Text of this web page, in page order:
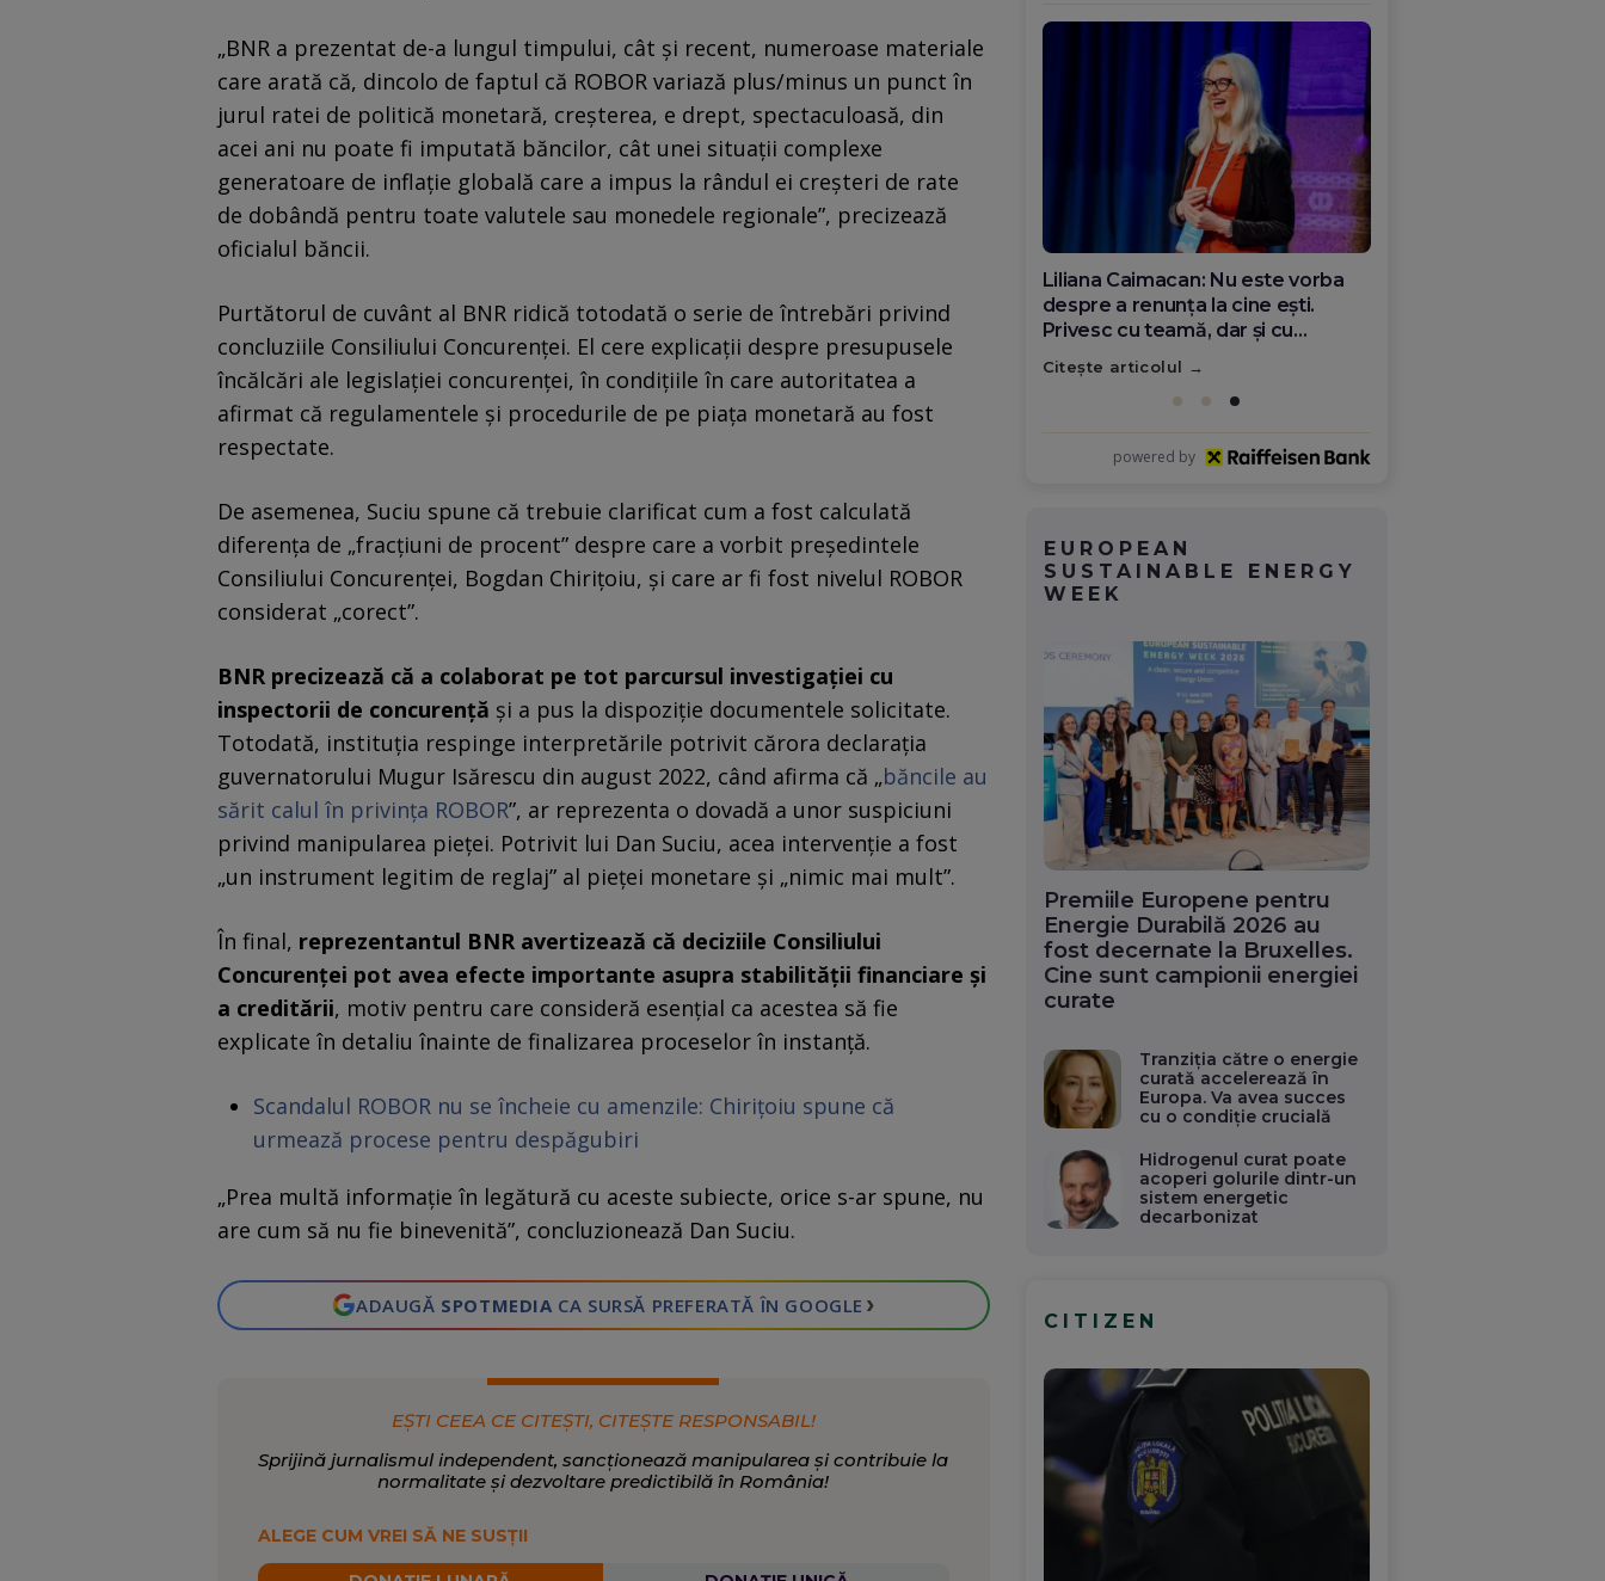
„BNR a prezentat de-a lungul timpului, cât şi recent, numeroase materiale
care arată că, dincolo de faptul că ROBOR variază plus/minus un punct în
jurul ratei de politică monetară, creşterea, e drept, spectaculoasă, din
acei ani nu poate fi imputată băncilor, cât unei situaţii complexe
generatoare de inflaţie globală care a impus la rândul ei creşteri de rate
de dobândă pentru toate valutele sau monedele regionale”, precizează
oficialul băncii.
Purtătorul de cuvânt al BNR ridică totodată o serie de întrebări privind
concluziile Consiliului Concurenței. El cere explicații despre presupusele
încălcări ale legislației concurenței, în condițiile în care autoritatea a
afirmat că regulamentele și procedurile de pe piața monetară au fost
respectate.
De asemenea, Suciu spune că trebuie clarificat cum a fost calculată
diferența de „fracțiuni de procent” despre care a vorbit președintele
Consiliului Concurenței, Bogdan Chirițoiu, și care ar fi fost nivelul ROBOR
considerat „corect”.
BNR precizează că a colaborat pe tot parcursul investigației cu
inspectorii de concurență și a pus la dispoziție documentele solicitate.
Totodată, instituția respinge interpretările potrivit cărora declarația
guvernatorului Mugur Isărescu din august 2022, când afirma că „băncile au
sărit calul în privința ROBOR”, ar reprezenta o dovadă a unor suspiciuni
privind manipularea pieței. Potrivit lui Dan Suciu, acea intervenție a fost
„un instrument legitim de reglaj” al pieței monetare și „nimic mai mult”.
În final, reprezentantul BNR avertizează că deciziile Consiliului
Concurenței pot avea efecte importante asupra stabilității financiare și
a creditării, motiv pentru care consideră esențial ca acestea să fie
explicate în detaliu înainte de finalizarea proceselor în instanță.
Scandalul ROBOR nu se încheie cu amenzile: Chirițoiu spune că
urmează procese pentru despăgubiri
„Prea multă informație în legătură cu aceste subiecte, orice s-ar spune, nu
are cum să nu fie binevenită”, concluzionează Dan Suciu.
ADAUGĂ SPOTMEDIA CA SURSĂ PREFERATĂ ÎN GOOGLE ›
EȘTI CEEA CE CITEȘTI, CITEȘTE RESPONSABIL!
Sprijină jurnalismul independent, sancționează manipularea și contribuie la
normalitate și dezvoltare predictibilă în România!
ALEGE CUM VREI SĂ NE SUSȚII
Diana Olar, românca de la Google
care demonstrează că diaspora
poate schimba România
Citește articolul
powered by
EUROPEAN
SUSTAINABLE ENERGY
WEEK
Premiile Europene pentru
Energie Durabilă 2026 au
fost decernate la Bruxelles.
Cine sunt campionii energiei
curate
Tranziția către o energie
curată accelerează în
Europa. Va avea succes
cu o condiție crucială
Hidrogenul curat poate
acoperi golurile dintr-un
sistem energetic
decarbonizat
CITIZEN